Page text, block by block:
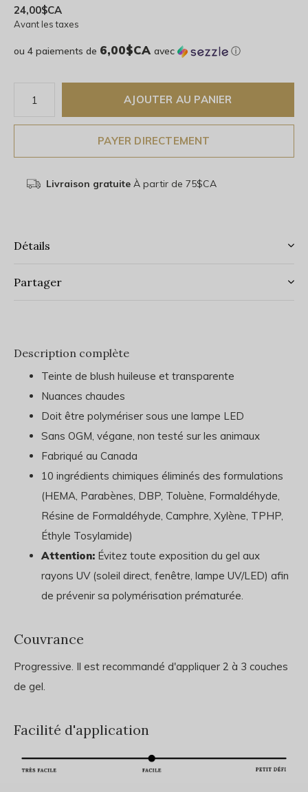
24,00$CA
Avant les taxes
ou 4 paiements de 6,00$CA avec ⓘ
AJOUTER AU PANIER
PAYER DIRECTEMENT
Livraison gratuiteÀ partir de 75$CA
Détails
Partager
Description complète
Teinte de blush huileuse et transparente
Nuances chaudes
Doit être polymériser sous une lampe LED
Sans OGM, végane, non testé sur les animaux
Fabriqué au Canada
10 ingrédients chimiques éliminés des formulations
(HEMA, Parabènes, DBP, Toluène, Formaldéhyde,
Résine de Formaldéhyde, Camphre, Xylène, TPHP,
Éthyle Tosylamide)
Attention: Évitez toute exposition du gel aux
rayons UV (soleil direct, fenêtre, lampe UV/LED) afin
de prévenir sa polymérisation prématurée.
Couvrance
Progressive. Il est recommandé d'appliquer 2 à 3 couches
de gel.
Facilité d'application